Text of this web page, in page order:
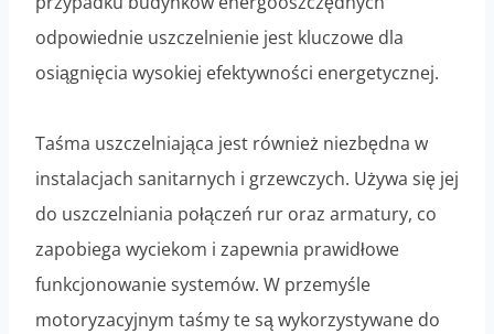
odpowiednie uszczelnienie jest kluczowe dla
osiągnięcia wysokiej efektywności energetycznej.
Taśma uszczelniająca jest również niezbędna w
instalacjach sanitarnych i grzewczych. Używa się jej
do uszczelniania połączeń rur oraz armatury, co
zapobiega wyciekom i zapewnia prawidłowe
funkcjonowanie systemów. W przemyśle
motoryzacyjnym taśmy te są wykorzystywane do